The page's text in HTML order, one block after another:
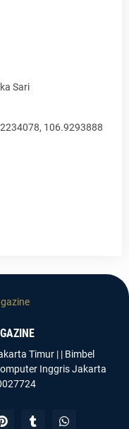
Sari
106.9293888
Timur | | Bimbel
Inggris Jakarta